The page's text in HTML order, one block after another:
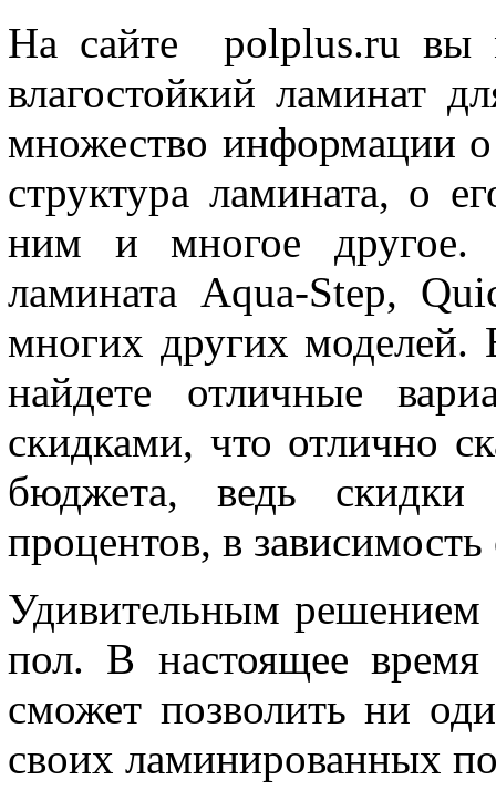
На сайте polplus.ru вы
влагостойкий ламинат
множество информации о
структура ламината, о
ним и многое другое.
ламината Aqua-Step,
многих других моделей.
найдете отличные
скидками, что отлично
бюджета, ведь
процентов, в
Удивительным решением
пол. В настоящее
сможет позволить ни
своих ламинированных